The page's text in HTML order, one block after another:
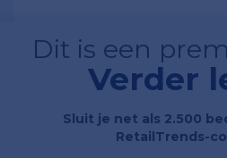
Dit is een
Verder
Sluit je net als 2.500
RetailTrends-